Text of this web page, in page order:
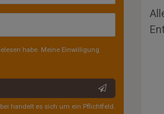
habe. Meine Einwilligung
handelt es sich um ein Pflichtfeld.